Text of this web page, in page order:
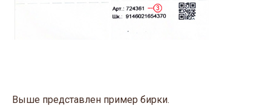
Выше представлен пример бирки.